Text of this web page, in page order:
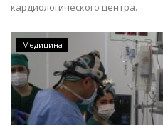
кардиологического центра.
Медицина